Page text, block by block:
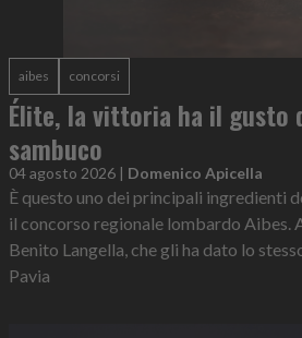
aibes concorsi
Élite, la vittoria ha il gusto
sambuco
04 agosto 2026 | Domenico Apicella
È questo uno dei principali ingredienti
il concorso regionale lombardo Aibes.
Benito Langella, che gli ha dato lo
Pavia